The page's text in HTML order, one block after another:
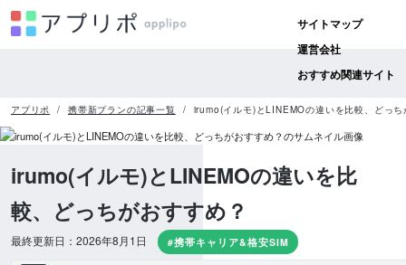
サイトマップ
運営会社
おすすめ関連サイト
アプリポ 携帯新プランの記事一覧 irumo(イルモ)とLINEMOの違いを比較、どっち
irumo(イルモ)とLINEMOの違いを比
較、どっちがおすすめ？
最終更新日：2026年8月1日 #携帯キャリア&格安SIM